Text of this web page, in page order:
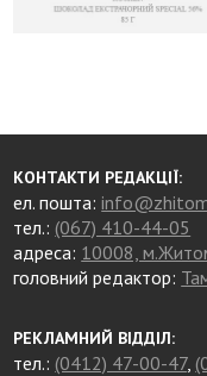
КОНТАКТИ РЕДАКЦІЇ:
ел. пошта:
тел.: (067) 410-44-05
адреса: 10008,
головний редактор:
РЕКЛАМНИЙ ВІДДІЛ:
тел.: (0412) 47-00-47,